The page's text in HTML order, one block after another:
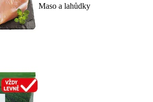
Maso a lahůdky